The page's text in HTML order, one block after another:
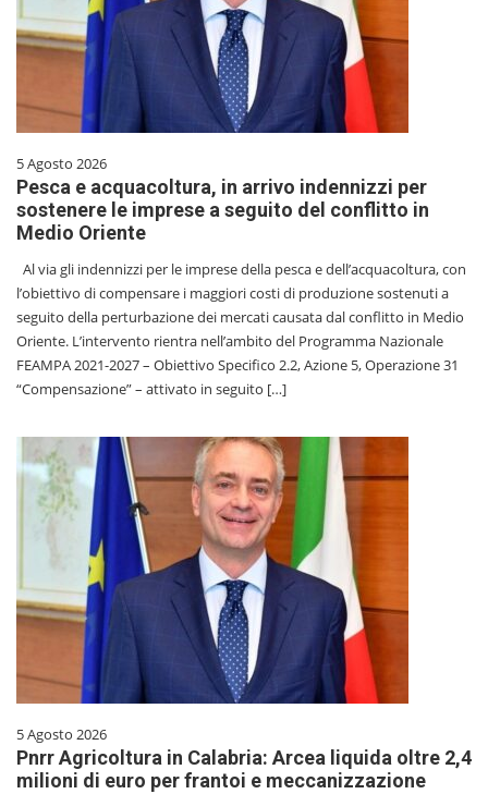
5 Agosto 2026
Pesca e acquacoltura, in arrivo indennizzi per
sostenere le imprese a seguito del conflitto in
Medio Oriente
Al via gli indennizzi per le imprese della pesca e dell’acquacoltura, con
l’obiettivo di compensare i maggiori costi di produzione sostenuti a
seguito della perturbazione dei mercati causata dal conflitto in Medio
Oriente. L’intervento rientra nell’ambito del Programma Nazionale
FEAMPA 2021-2027 – Obiettivo Specifico 2.2, Azione 5, Operazione 31
“Compensazione” – attivato in seguito […]
5 Agosto 2026
Pnrr Agricoltura in Calabria: Arcea liquida oltre 2,4
milioni di euro per frantoi e meccanizzazione